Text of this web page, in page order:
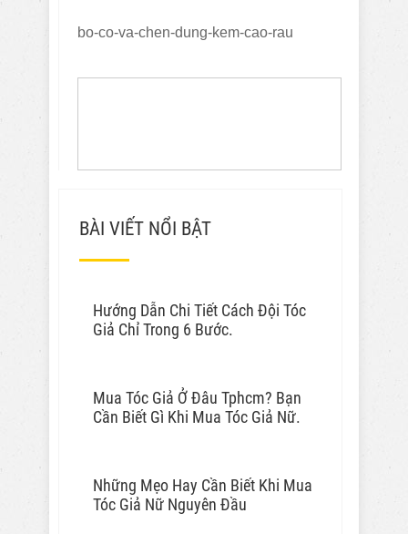
bo-co-va-chen-dung-kem-cao-rau
BÀI VIẾT NỔI BẬT
Hướng Dẫn Chi Tiết Cách Đội Tóc
Giả Chỉ Trong 6 Bước.
Mua Tóc Giả Ở Đâu Tphcm? Bạn
Cần Biết Gì Khi Mua Tóc Giả Nữ.
Những Mẹo Hay Cần Biết Khi Mua
Tóc Giả Nữ Nguyên Đầu